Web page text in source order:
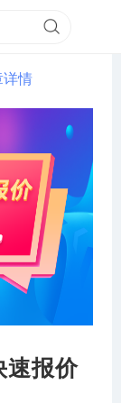
详情
分钟快速报价